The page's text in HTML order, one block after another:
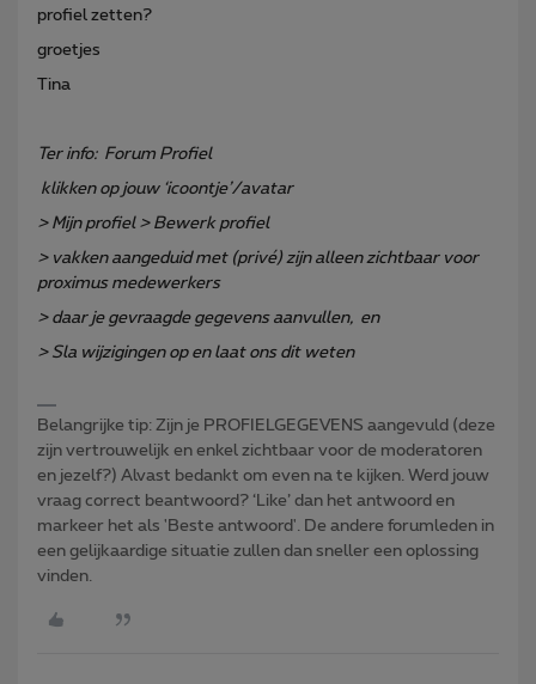
profiel zetten?
groetjes
Tina
Ter info: Forum Profiel
klikken op jouw ‘icoontje’/avatar
> Mijn profiel > Bewerk profiel
> vakken aangeduid met (privé) zijn alleen zichtbaar voor
proximus medewerkers
> daar je gevraagde gegevens aanvullen, en
> Sla wijzigingen op en laat ons dit weten
Belangrijke tip: Zijn je PROFIELGEGEVENS aangevuld (deze
zijn vertrouwelijk en enkel zichtbaar voor de moderatoren
en jezelf?) Alvast bedankt om even na te kijken. Werd jouw
vraag correct beantwoord? ‘Like’ dan het antwoord en
markeer het als 'Beste antwoord'. De andere forumleden in
een gelijkaardige situatie zullen dan sneller een oplossing
vinden.